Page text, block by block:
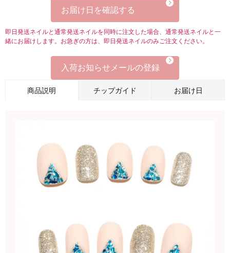
お届け日を確認する
即日発送ネイルと通常発送ネイルを同時に注文した場合、通常発送ネイルと一
緒にお届けします。お急ぎの方は、即日発送ネイルのみご注文ください。
入荷お知らせメールの登録
商品説明 チップガイド お届け日